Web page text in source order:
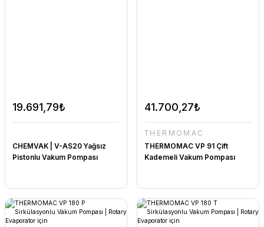
19.691,79₺
CHEMVAK | V-AS20 Yağsız
Pistonlu Vakum Pompası
41.700,27₺
THERMOMAC
THERMOMAC VP 91 Çift
Kademeli Vakum Pompası